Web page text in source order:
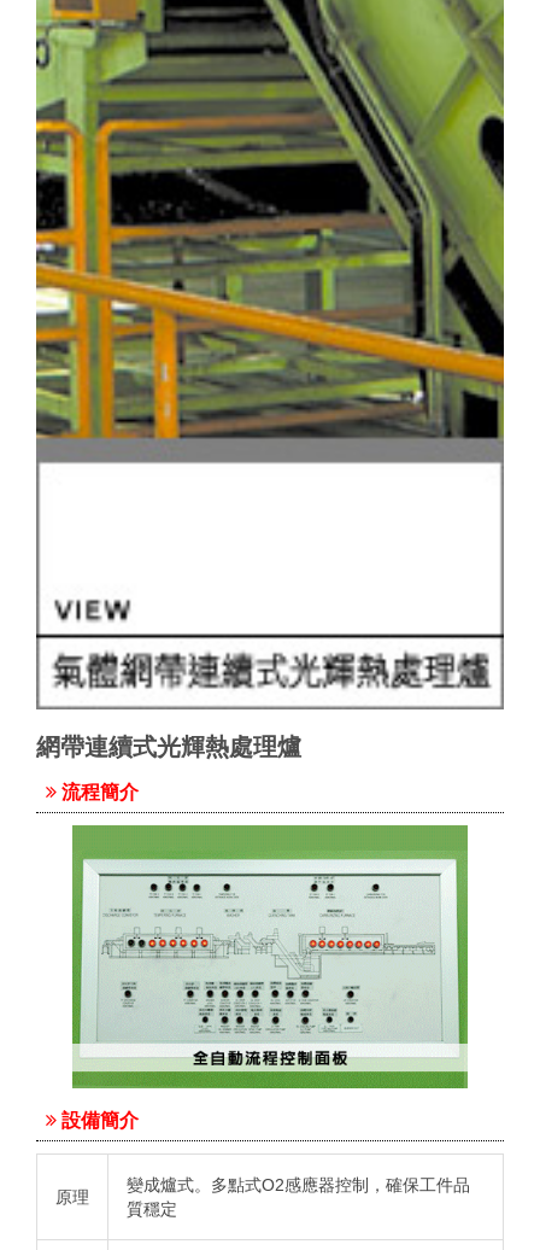
網帶連續式光輝熱處理爐
流程簡介
設備簡介
原理
變成爐式。多點式O2感應器控制，確保工件品
質穩定